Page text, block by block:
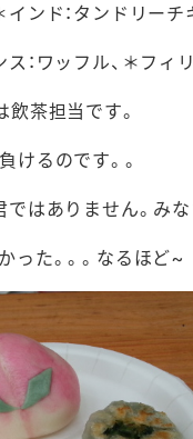
ンド：タンドリー
：ワッフル、＊フィ
飲茶担当です。
けるのです。。
ではありません。み
った。。。なるほど~